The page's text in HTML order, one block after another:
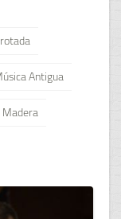
Antigua